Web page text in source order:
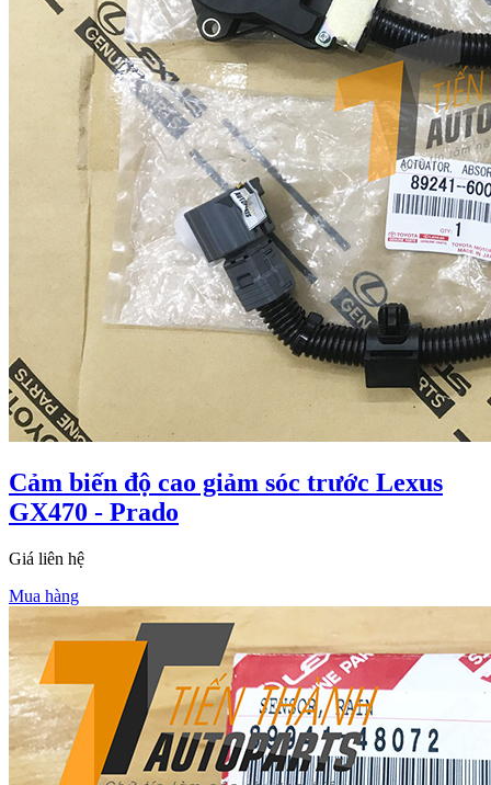
Cảm biến độ cao giảm sóc trước Lexus
GX470 - Prado
Giá liên hệ
Mua hàng